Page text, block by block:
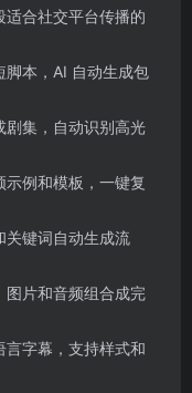
合社交平台传播的
本，AI 自动生成包
集，自动识别高光
例和模板，一键复
键词自动生成流
片和音频组合成完
字幕，支持样式和